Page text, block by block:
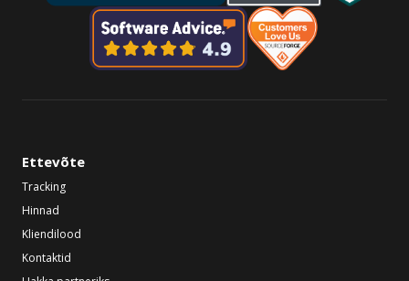
Ettevõte
Tracking
Hinnad
Kliendilood
Kontaktid